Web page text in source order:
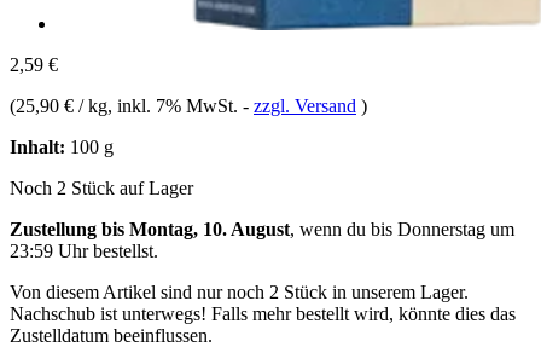
2,59 €
(25,90 € / kg, inkl. 7% MwSt. - zzgl. Versand )
Inhalt: 100 g
Noch 2 Stück auf Lager
Zustellung bis Montag, 10. August, wenn du bis Donnerstag um
23:59 Uhrbestellst.
Von diesem Artikel sind nur noch 2 Stück in unserem Lager.
Nachschub ist unterwegs! Falls mehr bestellt wird, könnte dies das
Zustelldatum beeinflussen.